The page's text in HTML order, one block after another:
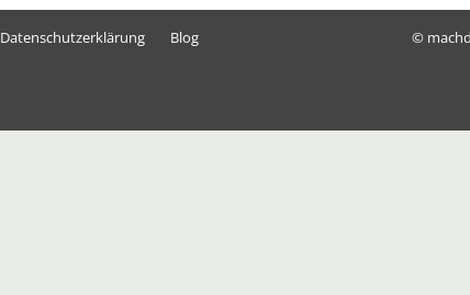
Datenschutzerklärung Blog ©